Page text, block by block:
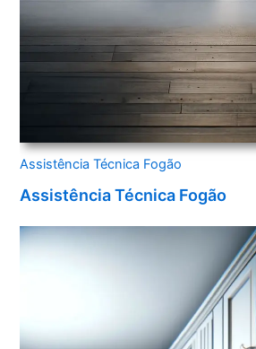
Assistência Técnica Fogão
Assistência Técnica Fogão